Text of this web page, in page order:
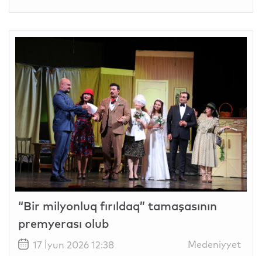
“Bir milyonluq fırıldaq” tamaşasının
premyerası olub
17 İyun 2026 12:38 Medeniyyet